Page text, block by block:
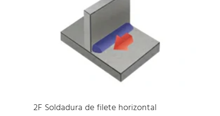
2F Soldadura de filete horizontal